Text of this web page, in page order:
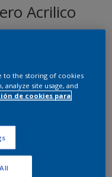
Acrilico
Cambiar de color
pintura
to the storing of cookies
site usage, and
de cookies para